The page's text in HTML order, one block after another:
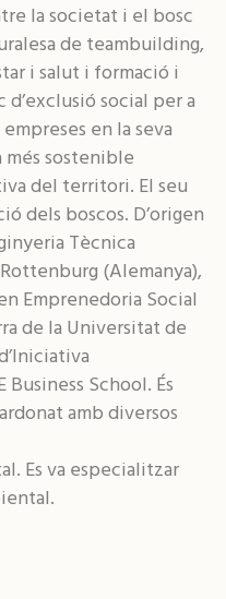
la societat i el bosc
de teambuilding,
i salut i formació i
social per a
en la seva
més sostenible
del territori. El seu
dels boscos. D’origen
Tècnica
(Alemanya),
Emprenedoria Social
de la Universitat de
Business School. És
amb diversos
Es va especialitzar